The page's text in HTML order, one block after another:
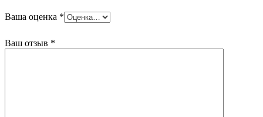
Ваша оценка *
Ваш отзыв *